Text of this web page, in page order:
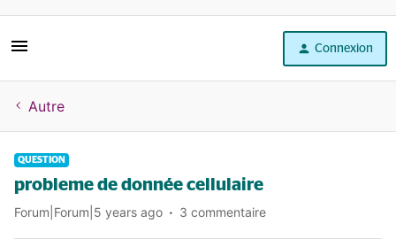
Libre service
Aide
Connexion
Autre
QUESTION
probleme de donnée cellulaire
Forum|Forum|5 years ago 3 commentaire